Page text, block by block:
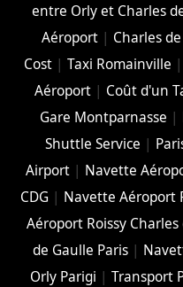
entre Orly et Charles
Aéroport| Charles
Cost |Taxi Romainville |
Aéroport| Coût d'un
Gare Montparnasse |
Shuttle Service |
Airport| Navette
CDG | Navette Aéroport
Aéroport Roissy Charles
de Gaulle Paris |
Orly Parigi |Transport